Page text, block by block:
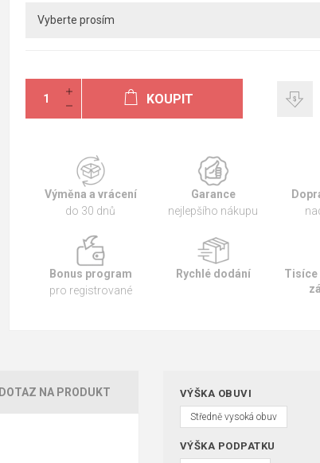
KOUPIT
Výměna a vrácení
do 30 dnů
Garance
nejlepšího nákupu
Bonus program
pro registrované
Rychlé dodání
Tisíce
DOTAZ NA PRODUKT VÝŠKA OBUVI
Středně vysoká obuv
VÝŠKA PODPATKU